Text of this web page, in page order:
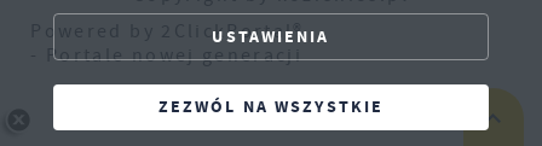
2ClickPortal®
- Portale nowej generacji
USTAWIENIA
ZEZWÓL NA WSZYSTKIE
ZAPISZ WYBRANE